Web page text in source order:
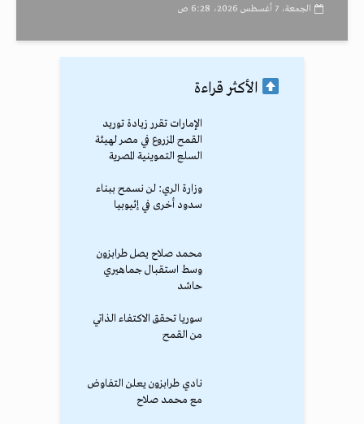
الجمعة، 7 أغسطس 2026، 6:28 ص
الأكثر قراءة
الإمارات تقرر زيادة توريد
القمح المزروع في مصر لهيئة
السلع التموينية المصرية
وزارة الري: لن نسمح ببناء
سدود أخرى في إثيوبيا
محمد صلاح يصل طرابزون
وسط استقبال جماهيري
حاشد
سوريا تحقق الاكتفاء الذاتي
من القمح
نادي طرابزون يعلن التفاوض
مع محمد صلاح